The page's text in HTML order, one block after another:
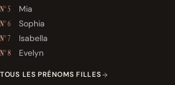
N° 5 Mia
N° 6 Sophia
N° 7 Isabella
N° 8 Evelyn
TOUS LES PRÉNOMS FILLES